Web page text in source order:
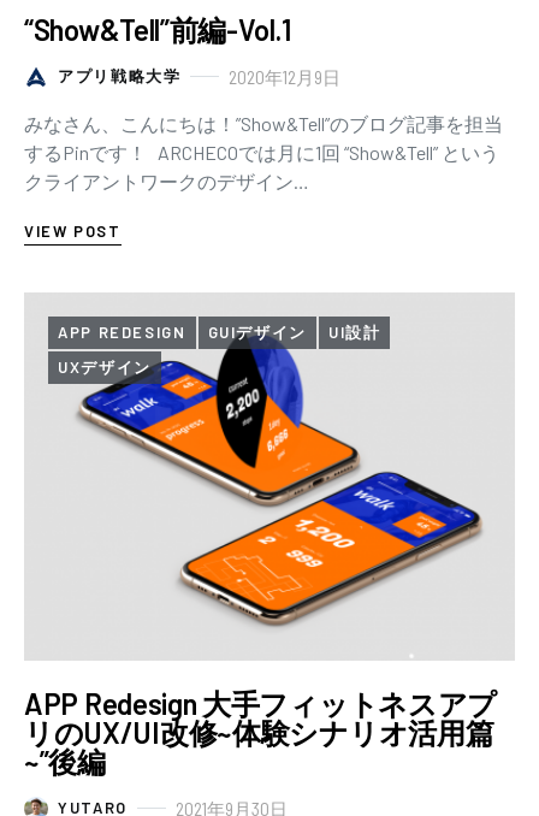
“Show&Tell”前編-Vol.1
アプリ戦略大学 2020年12月9日
みなさん、こんにちは！”Show&Tell”のブログ記事を担当
するPinです！ ARCHECOでは月に1回 “Show&Tell” という
クライアントワークのデザイン…
VIEW POST
APP REDESIGN GUIデザイン
UI設計
UXデザイン
APP Redesign 大手フィットネスアプ
リのUX/UI改修~体験シナリオ活用篇
~”後編
YUTARO 2021年9月30日